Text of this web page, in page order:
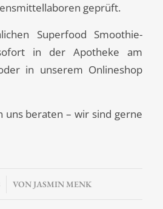
geprüft.
Superfood Smoothie-
in der Apotheke am
in unserem Onlineshop
uns beraten – wir sind gerne
VON JASMIN MENK